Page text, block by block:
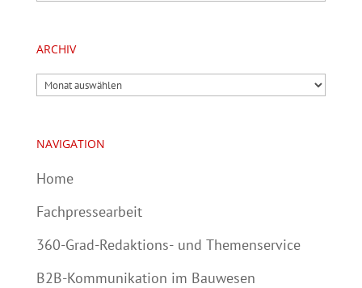
ARCHIV
Archiv
NAVIGATION
Home
Fachpressearbeit
360-Grad-Redaktions- und Themenservice
B2B-Kommunikation im Bauwesen